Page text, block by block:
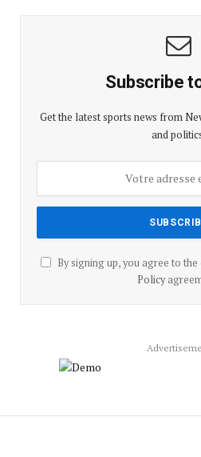
Subscribe
Get the latest sports news from
and
By signing up, you agree to
Policy